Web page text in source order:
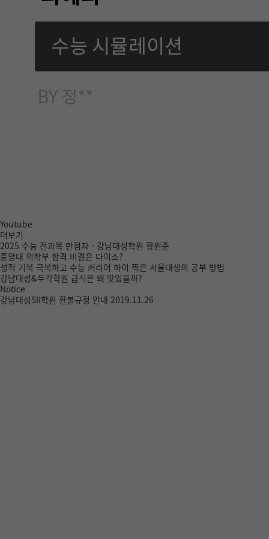
Youtube
더보기
2025 수능 전과목 만점자 - 강남대성학원 황원준
중앙대 의학부 합격 비결은 다이소?
성적 기복 극복하고 수능 커리어 하이 찍은 서울대생의 공부 방법
강남대성&두각학원 급식은 왜 맛있을까?
Notice
강남대성SII학원 환불규정 안내 2019.11.26